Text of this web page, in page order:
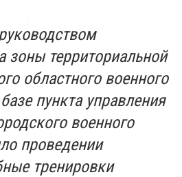
зоны территориальной
областного военного
пункта управления
военного
проведении
тренировки